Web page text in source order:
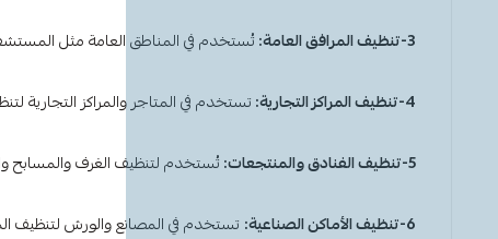
3-تنظيف المرافق العامة: تُستخدم في المناطق العامة مثل
4-تنظيف المراكز التجارية: تستخدم في المتاجر والمراكز التجارية
5-تنظيف الفنادق والمنتجعات: تُستخدم لتنظيف الغرف والمسابح
6-تنظيف الأماكن الصناعية: تستخدم في المصانع والورش لتنظيف